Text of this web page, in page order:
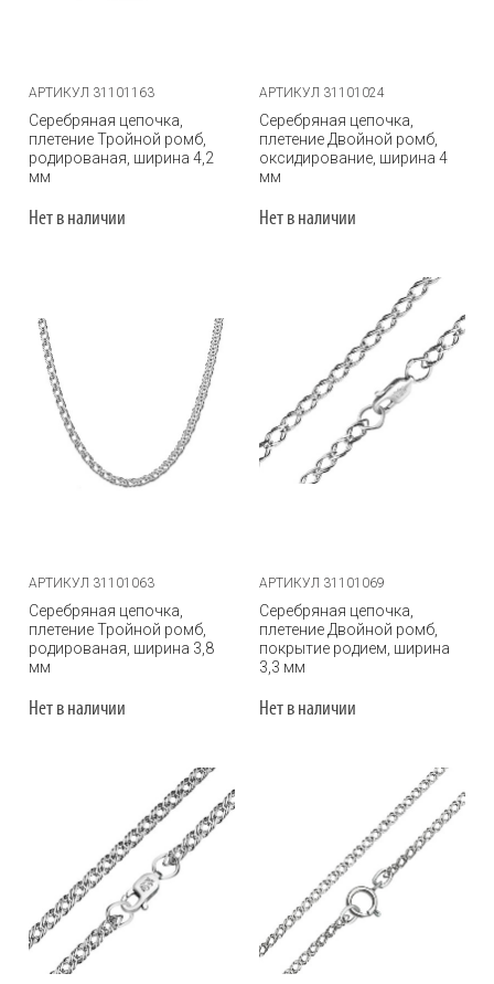
АРТИКУЛ 31101163
Серебряная цепочка,
плетение Тройной ромб,
родированая, ширина 4,2
мм
Нет в наличии
АРТИКУЛ 31101024
Серебряная цепочка,
плетение Двойной ромб,
оксидирование, ширина 4
мм
Нет в наличии
АРТИКУЛ 31101063
Серебряная цепочка,
плетение Тройной ромб,
родированая, ширина 3,8
мм
Нет в наличии
АРТИКУЛ 31101069
Серебряная цепочка,
плетение Двойной ромб,
покрытие родием, ширина
3,3 мм
Нет в наличии